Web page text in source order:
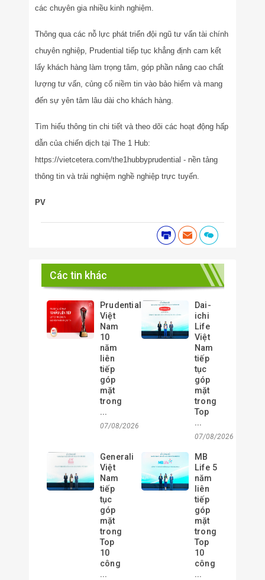
các chuyên gia nhiều kinh nghiệm.
Thông qua các nỗ lực phát triển đội ngũ tư vấn tài chính
chuyên nghiệp, Prudential tiếp tục khẳng định cam kết
lấy khách hàng làm trọng tâm, góp phần nâng cao chất
lượng tư vấn, củng cố niềm tin vào bảo hiểm và mang
đến sự yên tâm lâu dài cho khách hàng.
Tìm hiểu thông tin chi tiết và theo dõi các hoạt động hấp
dẫn của chiến dịch tại The 1 Hub:
https://vietcetera.com/the1hubbyprudential - nền tảng
thông tin và trải nghiệm nghề nghiệp trực tuyến.
PV
Các tin khác
Prudential
Việt
Nam
10
năm
liên
tiếp
góp
mặt
trong
...
07/08/2026
Dai-
ichi
Life
Việt
Nam
tiếp
tục
góp
mặt
trong
Top
...
07/08/2026
Generali
Việt
Nam
tiếp
tục
góp
mặt
trong
Top
10
công
...
MB
Life 5
năm
liên
tiếp
góp
mặt
trong
Top
10
công
...